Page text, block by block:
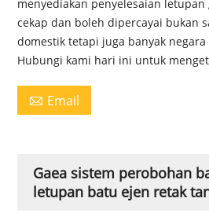
menyediakan penyelesaian letupan
cekap dan boleh dipercayai bukan
domestik tetapi juga banyak
Hubungi kami hari ini untuk
 Email
Gaea sistem perobohan
letupan batu ejen retak